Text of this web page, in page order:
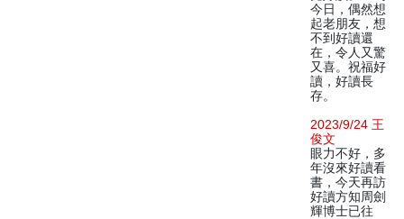
今日，偶然想
起老朋友，想
不到好讀還
在，令人又驚
又喜。祝福好
讀，好讀長
存。
2023/9/24 王
俊文
眼力不好，多
年沒來好讀看
書，今天再訪
好讀方知周劍
輝博士已往